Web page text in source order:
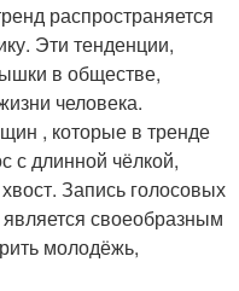
распространяется
Эти тенденции,
в обществе,
человека.
, которые в тренде
с длинной чёлкой,
Запись голосовых
своеобразным
молодёжь,